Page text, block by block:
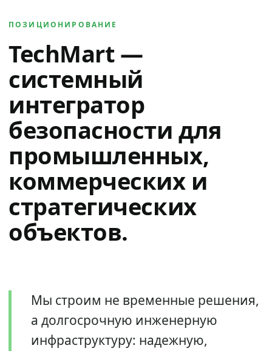
ПОЗИЦИОНИРОВАНИЕ
TechMart —
системный
интегратор
безопасности для
промышленных,
коммерческих и
стратегических
объектов.
Мы строим не временные решения,
а долгосрочную инженерную
инфраструктуру: надежную,